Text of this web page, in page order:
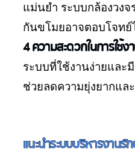
แม่นยำ ระบบกล้องวง
กันขโมยอาจตอบโจทย์
4 ความสะดวกในการใช้ง
ระบบที่ใช้งานง่ายและ
ช่วยลดความยุ่งยากแล
แนะนำระบบบริหารงาน